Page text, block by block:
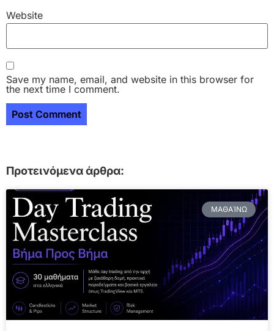
Website
Save my name, email, and website in this browser for
the next time I comment.
Προτεινόμενα άρθρα:
ΜΑΘΑΊΝΩ